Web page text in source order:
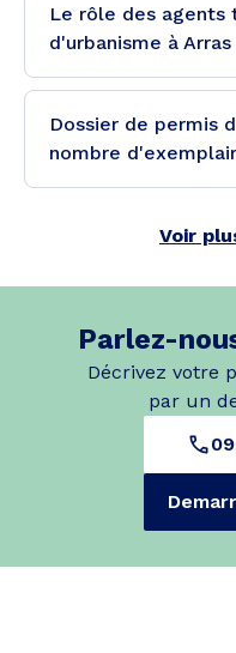
Le rôle des agents
d'urbanisme à Arras
Dossier de permis
nombre
Voir
Parlez-
Décrivez votre
par un